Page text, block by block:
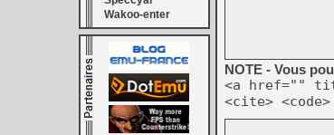
Wakoo-enter
NOTE - Vous
<a href=""
<cite>